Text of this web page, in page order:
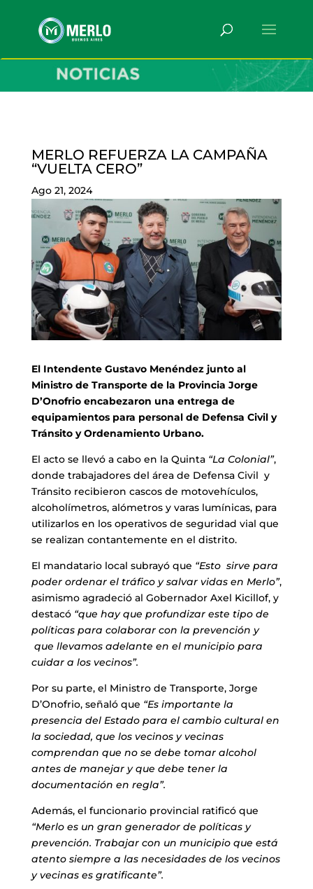
MERLO REFUERZA LA CAMPAÑA
“VUELTA CERO”
Ago 21, 2024
El Intendente Gustavo Menéndez junto al
Ministro de Transporte de la Provincia Jorge
D’Onofrio encabezaron una entrega de
equipamientos para personal de Defensa Civil y
Tránsito y Ordenamiento Urbano.
El acto se llevó a cabo en la Quinta “La Colonial”,
donde trabajadores del área de Defensa Civil y
Tránsito recibieron cascos de motovehículos,
alcoholímetros, alómetros y varas lumínicas, para
utilizarlos en los operativos de seguridad vial que
se realizan contantemente en el distrito.
El mandatario local subrayó que “Esto sirve para
poder ordenar el tráfico y salvar vidas en Merlo”,
asimismo agradeció al Gobernador Axel Kicillof, y
destacó “que hay que profundizar este tipo de
políticas para colaborar con la prevención y
que llevamos adelante en el municipio para
cuidar a los vecinos”.
Por su parte, el Ministro de Transporte, Jorge
D’Onofrio, señaló que “Es importante la
presencia del Estado para el cambio cultural en
la sociedad, que los vecinos y vecinas
comprendan que no se debe tomar alcohol
antes de manejar y que debe tener la
documentación en regla”.
Además, el funcionario provincial ratificó que
“Merlo es un gran generador de políticas y
prevención. Trabajar con un municipio que está
atento siempre a las necesidades de los vecinos
y vecinas es gratificante”.